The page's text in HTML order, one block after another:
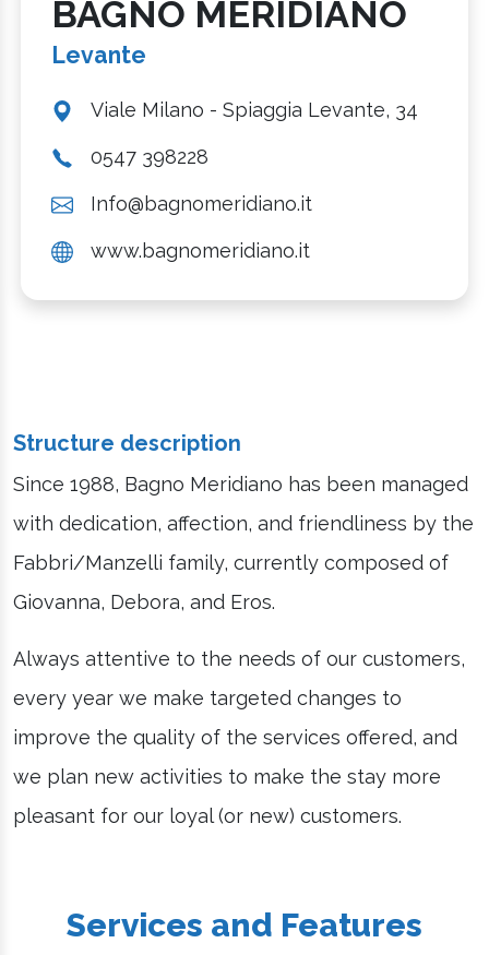
BAGNO MERIDIANO
Levante
Viale Milano - Spiaggia Levante, 34
0547 398228
Info@bagnomeridiano.it
www.bagnomeridiano.it
Structure description
Since 1988, Bagno Meridiano has been managed
with dedication, affection, and friendliness by the
Fabbri/Manzelli family, currently composed of
Giovanna, Debora, and Eros.
Always attentive to the needs of our customers,
every year we make targeted changes to
improve the quality of the services offered, and
we plan new activities to make the stay more
pleasant for our loyal (or new) customers.
Services and Features